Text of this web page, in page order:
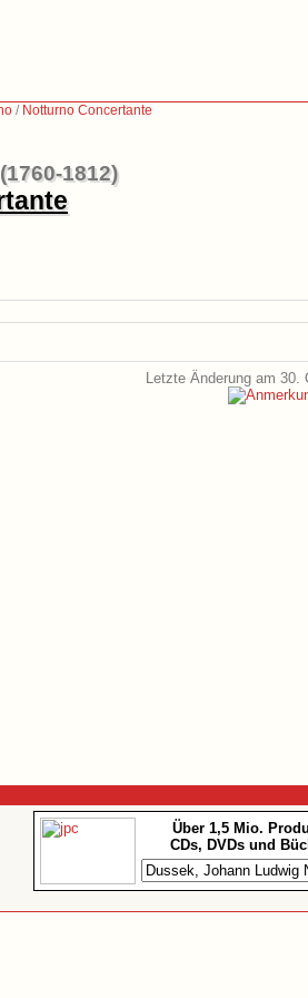
/ Notturno Concertante
1812)
Letzte Änderung am 30.
Über 1,5 Mio.
CDs, DVDs und